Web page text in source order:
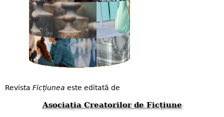
Revista Ficțiunea este editată de
Asociația Creatorilor de Ficțiune